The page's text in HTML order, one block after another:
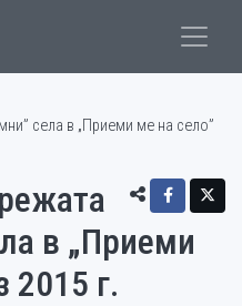
села в „Приеми ме на село”
в „Приеми
2015 г.